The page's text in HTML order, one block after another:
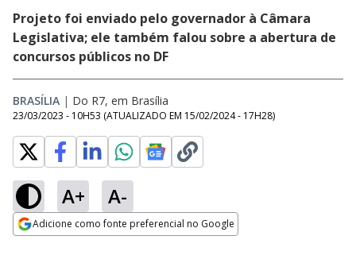
Projeto foi enviado pelo governador à Câmara
Legislativa; ele também falou sobre a abertura de
concursos públicos no DF
BRASÍLIA | Do R7, em Brasília
23/03/2023 - 10H53 (ATUALIZADO EM 15/02/2024 - 17H28)
A+ A-
Adicione como fonte preferencial no Google